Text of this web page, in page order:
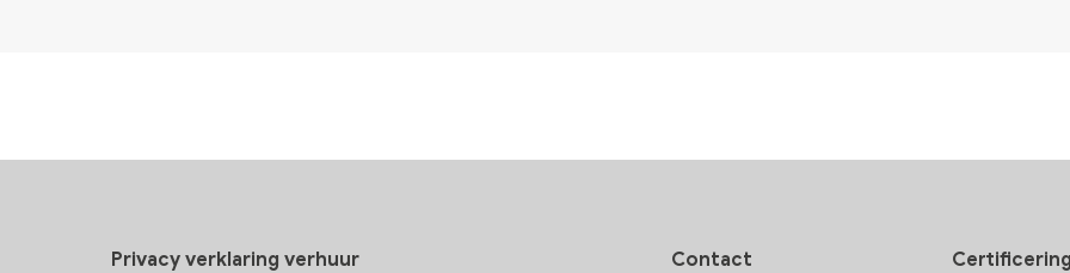
Privacy verklaring verhuur
Contact
Certificering